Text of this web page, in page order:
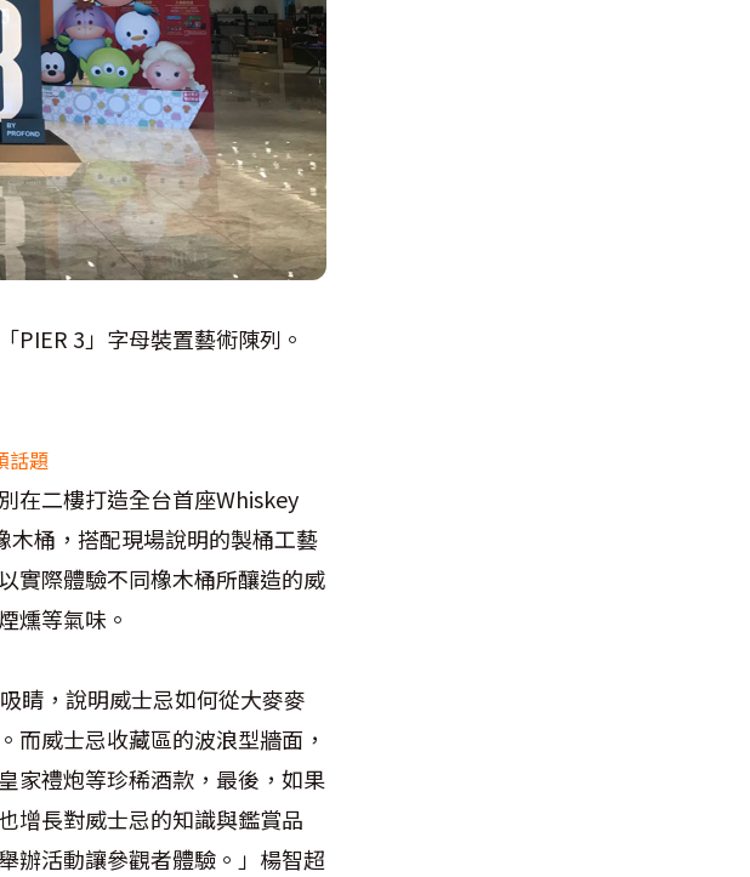
3」字母裝置藝術陳列。
話題
在二樓打造全台首座Whiskey
木桶，搭配現場說明的製桶工藝
實際體驗不同橡木桶所釀造的威
燻等氣味。
睛，說明威士忌如何從大麥麥
而威士忌收藏區的波浪型牆面，
家禮炮等珍稀酒款，最後，如果
增長對威士忌的知識與鑑賞品
辦活動讓參觀者體驗。」楊智超